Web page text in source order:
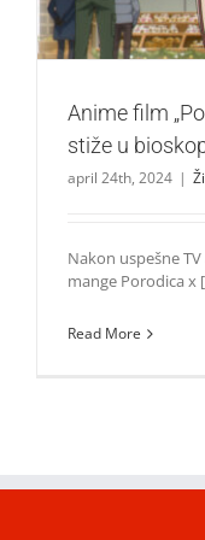
Anime film
stiže u
april 24th, 2024 |
Nakon uspešne
mange Porodica x
Read More